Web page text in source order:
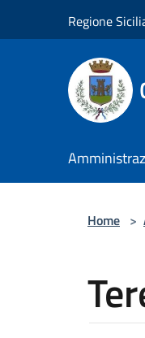
Regione
Home >